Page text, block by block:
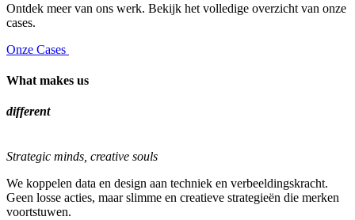
Ontdek meer van ons werk. Bekijk het volledige overzicht van onze
cases.
Onze Cases
What makes us
different
Strategic minds, creative souls
We koppelen data en design aan techniek en verbeeldingskracht.
Geen losse acties, maar slimme en creatieve strategieën die merken
voortstuwen.